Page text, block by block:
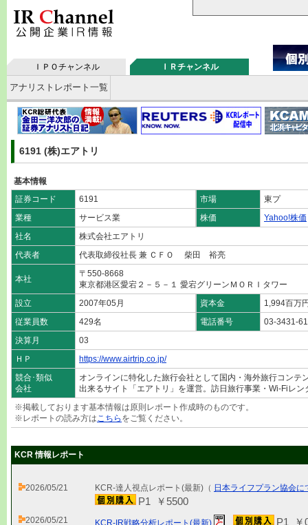
ＩＰＯチャンネル ＩＲチャンネル
アナリストレポート一覧
6191 (株)エアトリ
基本情報
証券コード
6191 市場
東プ
業種
サービス業 株価
Yahoo!株価
社名
株式会社エアトリ
代表者
代表取締役社長 兼 ＣＦＯ 柴田 裕亮
本社
〒550-8668
東京都港区愛宕２－５－１ 愛宕グリーンＭＯＲＩタワー
設立
2007年05月 資本金
1,994百万
従業員数
429名 電話番号
03-3431-
決算月
03
ＨＰ
https://www.airtrip.co.jp/
競合･類似
会社
オンラインに特化した旅行会社として国内・海外旅行コンテ
出来るサイト「エアトリ」を運営。訪日旅行事業・Wi-Fiレ
※掲載しております基本情報は原則レポート作成時のものです。
※レポートの読み方はこちら をご覧ください。
KCR 情報レポート
2026/05/21 KCR-達人視点レポート(最新)（ 日本ライフプラン協会に
P1 ￥5500
2026/05/21 KCR-IR戦略分析レポート(最新) P1 ￥